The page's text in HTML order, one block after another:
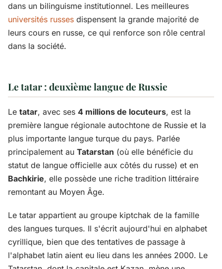
dans un bilinguisme institutionnel. Les meilleures
universités russes dispensent la grande majorité de
leurs cours en russe, ce qui renforce son rôle central
dans la société.
Le tatar : deuxième langue de Russie
Le tatar, avec ses 4 millions de locuteurs, est la
première langue régionale autochtone de Russie et la
plus importante langue turque du pays. Parlée
principalement au Tatarstan (où elle bénéficie du
statut de langue officielle aux côtés du russe) et en
Bachkirie, elle possède une riche tradition littéraire
remontant au Moyen Âge.
Le tatar appartient au groupe kiptchak de la famille
des langues turques. Il s'écrit aujourd'hui en alphabet
cyrillique, bien que des tentatives de passage à
l'alphabet latin aient eu lieu dans les années 2000. Le